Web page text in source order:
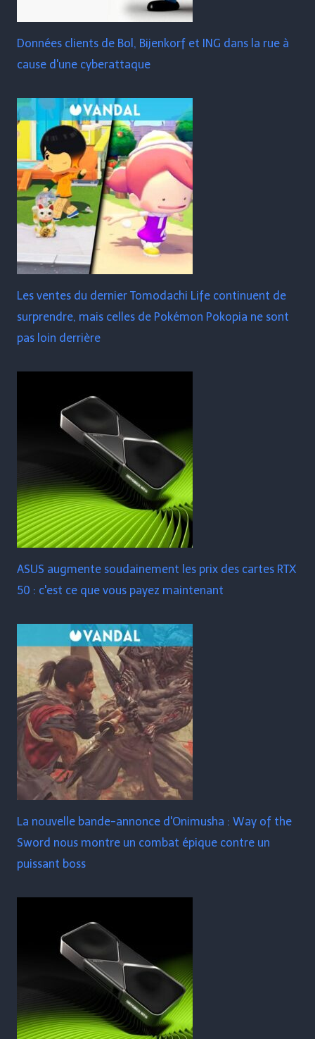
Données clients de Bol, Bijenkorf et ING dans la rue à
cause d'une cyberattaque
Les ventes du dernier Tomodachi Life continuent de
surprendre, mais celles de Pokémon Pokopia ne sont
pas loin derrière
ASUS augmente soudainement les prix des cartes RTX
50 : c'est ce que vous payez maintenant
La nouvelle bande-annonce d'Onimusha : Way of the
Sword nous montre un combat épique contre un
puissant boss